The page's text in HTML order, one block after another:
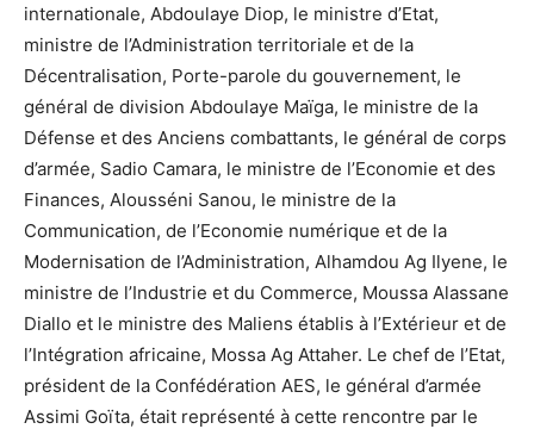
internationale, Abdoulaye Diop, le ministre d’Etat,
ministre de l’Administration territoriale et de la
Décentralisation, Porte-parole du gouvernement, le
général de division Abdoulaye Maïga, le ministre de la
Défense et des Anciens combattants, le général de corps
d’armée, Sadio Camara, le ministre de l’Economie et des
Finances, Alousséni Sanou, le ministre de la
Communication, de l’Economie numérique et de la
Modernisation de l’Administration, Alhamdou Ag Ilyene, le
ministre de l’Industrie et du Commerce, Moussa Alassane
Diallo et le ministre des Maliens établis à l’Extérieur et de
l’Intégration africaine, Mossa Ag Attaher. Le chef de l’Etat,
président de la Confédération AES, le général d’armée
Assimi Goïta, était représenté à cette rencontre par le